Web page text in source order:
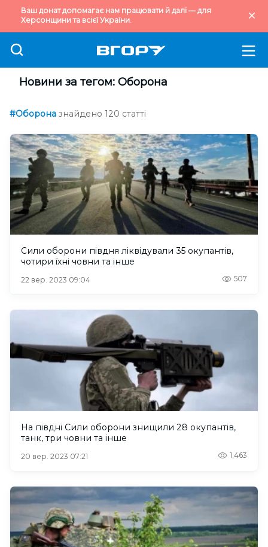
Ваш донат допомагає нам працювати й далі — для
Херсонщини та всієї України.
Новини за тегом: Оборона
#Оборона знайдено 120 статті
Сили оборони півдня ліквідували 35 окупантів,
чотири їхні човни та інше
22 вер. 2023 09:04 507
На півдні Сили оборони знищили 28 окупантів,
танк, три човни та інше
20 вер. 2023 07:21 1,463